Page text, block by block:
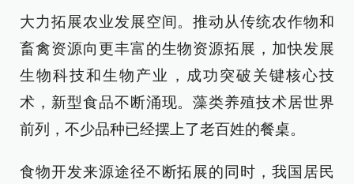
大力拓展农业发展空间。推动从传统农作物和
畜禽资源向更丰富的生物资源拓展，加快发展
生物科技和生物产业，成功突破关键核心技
术，新型食品不断涌现。藻类养殖技术居世界
前列，不少品种已经摆上了老百姓的餐桌。
食物开发来源途径不断拓展的同时，我国居民